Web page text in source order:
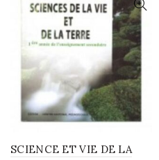
SCIENCE ET VIE DE LA